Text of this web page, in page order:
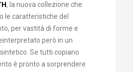
, la nuova collezione che
le caratteristiche del
per vastità di forme e
però in un
Se tutti copiano
è pronto a sorprendere